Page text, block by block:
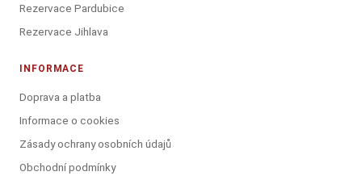
Rezervace Pardubice
Rezervace Jihlava
INFORMACE
Doprava a platba
Informace o cookies
Zásady ochrany osobních údajů
Obchodní podmínky